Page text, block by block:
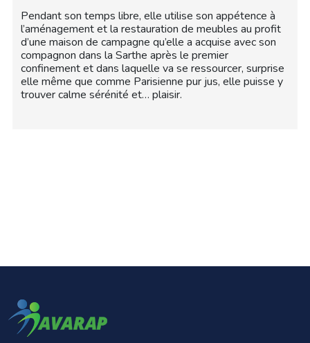
Pendant son temps libre, elle utilise son appétence à
l’aménagement et la restauration de meubles au profit
d’une maison de campagne qu’elle a acquise avec son
compagnon dans la Sarthe après le premier
confinement et dans laquelle va se ressourcer, surprise
elle même que comme Parisienne pur jus, elle puisse y
trouver calme sérénité et… plaisir.